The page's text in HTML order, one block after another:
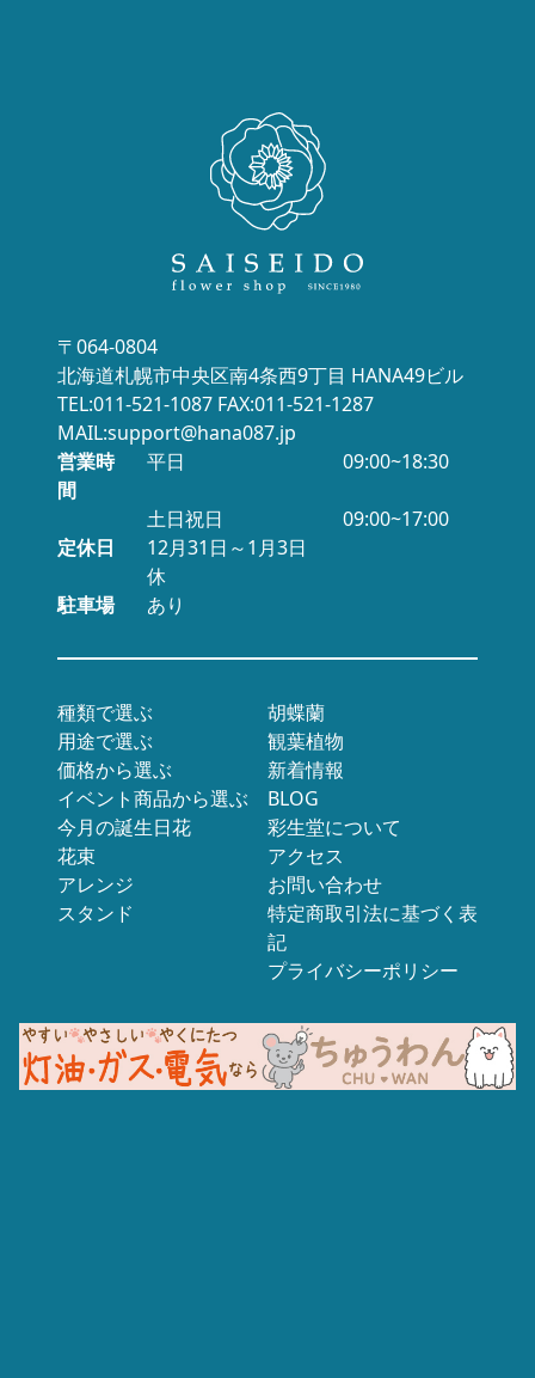
〒064-0804
北海道札幌市中央区南4条西9丁目 HANA49ビル
TEL:011-521-1087 FAX:011-521-1287
MAIL:support@hana087.jp
営業時
間
平日 09:00~18:30
土日祝日
09:00~17:00
定休日
12月31日～1月3日
休
駐車場
あり
種類で選ぶ
用途で選ぶ
価格から選ぶ
イベント商品から選ぶ
今月の誕生日花
花束
アレンジ
スタンド
胡蝶蘭
観葉植物
新着情報
BLOG
彩生堂について
アクセス
お問い合わせ
特定商取引法に基づく表
記
プライバシーポリシー